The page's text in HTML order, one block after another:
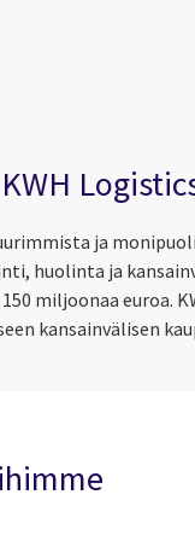
ja
huolinta ja
miljoonaa euroa.
kansainvälisen